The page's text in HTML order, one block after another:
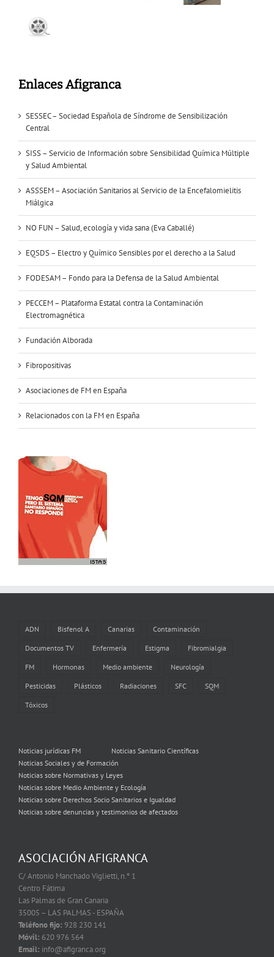
Enlaces Afigranca
SESSEC – Sociedad Española de Síndrome de Sensibilización
Central
SISS – Servicio de Información sobre Sensibilidad Química Múltiple
y Salud Ambiental
ASSSEM – Asociación Sanitarios al Servicio de la Encefalomielitis
Miálgica
NO FUN – Salud, ecología y vida sana (Eva Caballé)
EQSDS – Electro y Químico Sensibles por el derecho a la Salud
FODESAM – Fondo para la Defensa de la Salud Ambiental
PECCEM – Plataforma Estatal contra la Contaminación
Electromagnética
Fundación Alborada
Fibropositivas
Asociaciones de FM en España
Relacionados con la FM en España
ADN Bisfenol A Canarias Contaminación
Documentos TV Enfermería Estigma Fibromialgia
FM Hormonas Medio ambiente Neurología
Pesticidas Plásticos Radiaciones SFC SQM
Tóxicos
Noticias jurídicas FM
Noticias Sanitario Científicas
Noticias Sociales y de Formación
Noticias sobre Normativas y Leyes
Noticias sobre Medio Ambiente y Ecología
Noticias sobre Derechos Socio Sanitarios e Igualdad
Noticias sobre denuncias y testimonios de afectados
ASOCIACIÓN AFIGRANCA
C/ Antonio Manchado Viglietti, n.º 1
Centro Fátima
Las Palmas de Gran Canaria
35005 – LAS PALMAS - ESPAÑA
Teléfono fijo: 928 230 141
Móvil: 620 976 564
Email: info@afigranca.org